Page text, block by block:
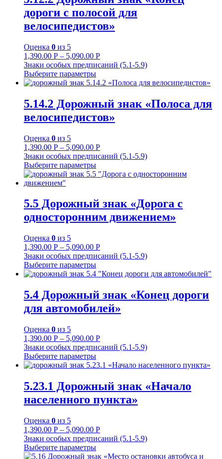
дороги с полосой для
велосипедистов»
Оценка 0 из 5
1,390.00 Р – 5,090.00 Р
Знаки особых предписаний (5.1-5.9)
Выберите параметры
5.14.2 Дорожный знак «Полоса для
велосипедистов»
Оценка 0 из 5
1,390.00 Р – 5,090.00 Р
Знаки особых предписаний (5.1-5.9)
Выберите параметры
5.5 Дорожный знак «Дорога с
односторонним движением»
Оценка 0 из 5
1,390.00 Р – 5,090.00 Р
Знаки особых предписаний (5.1-5.9)
Выберите параметры
5.4 Дорожный знак «Конец дороги
для автомобилей»
Оценка 0 из 5
1,390.00 Р – 5,090.00 Р
Знаки особых предписаний (5.1-5.9)
Выберите параметры
5.23.1 Дорожный знак «Начало
населенного пункта»
Оценка 0 из 5
1,390.00 Р – 5,090.00 Р
Знаки особых предписаний (5.1-5.9)
Выберите параметры